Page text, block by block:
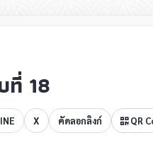
ที่ 18
X คัดลอกลิงก์ QR